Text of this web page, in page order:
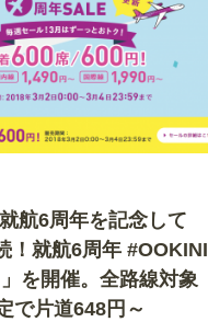
航6周年を記念して
！就航6周年 #OOKINI
を開催。全路線対象
で片道648円～